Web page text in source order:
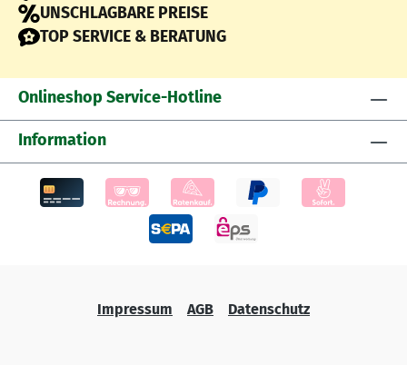
UNSCHLAGBARE PREISE
TOP SERVICE & BERATUNG
Onlineshop Service-Hotline
Information
Impressum AGB Datenschutz